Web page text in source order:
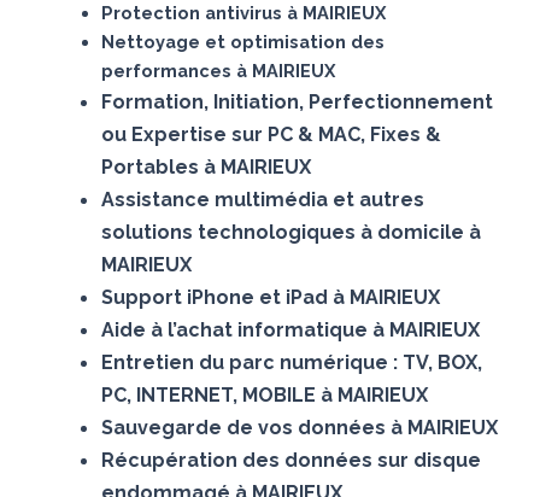
Protection antivirus à MAIRIEUX
Nettoyage et optimisation des
performances à MAIRIEUX
Formation, Initiation, Perfectionnement
ou Expertise sur PC & MAC, Fixes &
Portables à MAIRIEUX
Assistance multimédia et autres
solutions technologiques à domicile à
MAIRIEUX
Support iPhone et iPad à MAIRIEUX
Aide à l’achat informatique à MAIRIEUX
Entretien du parc numérique : TV, BOX,
PC, INTERNET, MOBILE à MAIRIEUX
Sauvegarde de vos données à MAIRIEUX
Récupération des données sur disque
endommagé à MAIRIEUX